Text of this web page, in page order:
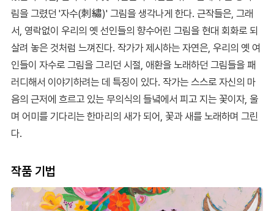
림을 그렸던 '자수(刺繡)' 그림을 생각나게 한다. 근작들은, 그래
서, 영락없이 우리의 옛 선인들의 향수어린 그림을 현대 회화로 되
살려 놓은 것처럼 느껴진다. 작가가 제시하는 자연은, 우리의 옛 여
인들이 자수로 그림을 그리던 시절, 애환을 노래하던 그림들을 패
러디해서 이야기하려는 데 특징이 있다. 작가는 스스로 자신의 마
음의 근저에 흐르고 있는 무의식의 들녘에서 피고 지는 꽃이자, 울
며 어미를 기다리는 한마리의 새가 되어, 꽃과 새를 노래하며 그린
다.
작품 기법